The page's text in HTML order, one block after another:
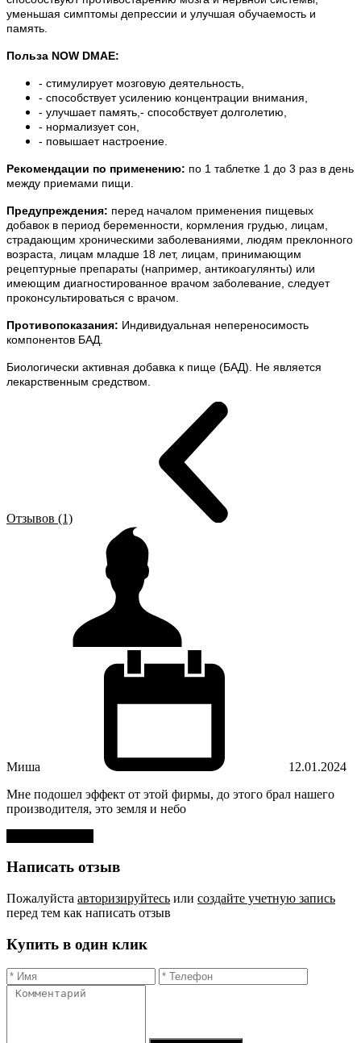
уменьшая симптомы депрессии и улучшая обучаемость и
память.
Польза NOW DMAE:
- стимулирует мозговую деятельность,
- способствует усилению концентрации внимания,
- улучшает память,- способствует долголетию,
- нормализует сон,
- повышает настроение.
Рекомендации по применению: по 1 таблетке 1 до 3 раз в день
между приемами пищи.
Предупреждения: перед началом применения пищевых
добавок в период беременности, кормления грудью, лицам,
страдающим хроническими заболеваниями, людям преклонного
возраста, лицам младше 18 лет, лицам, принимающим
рецептурные препараты (например, антикоагулянты) или
имеющим диагностированное врачом заболевание, следует
проконсультироваться с врачом.
Противопоказания: Индивидуальная непереносимость
компонентов БАД.
Биологически активная добавка к пище (БАД). Не является
лекарственным средством.
Отзывов (1)
Миша
12.01.2024
Мне подошел эффект от этой фирмы, до этого брал нашего
производителя, это земля и небо
Написать отзыв
Пожалуйста авторизируйтесь или создайте учетную запись
перед тем как написать отзыв
Купить в один клик